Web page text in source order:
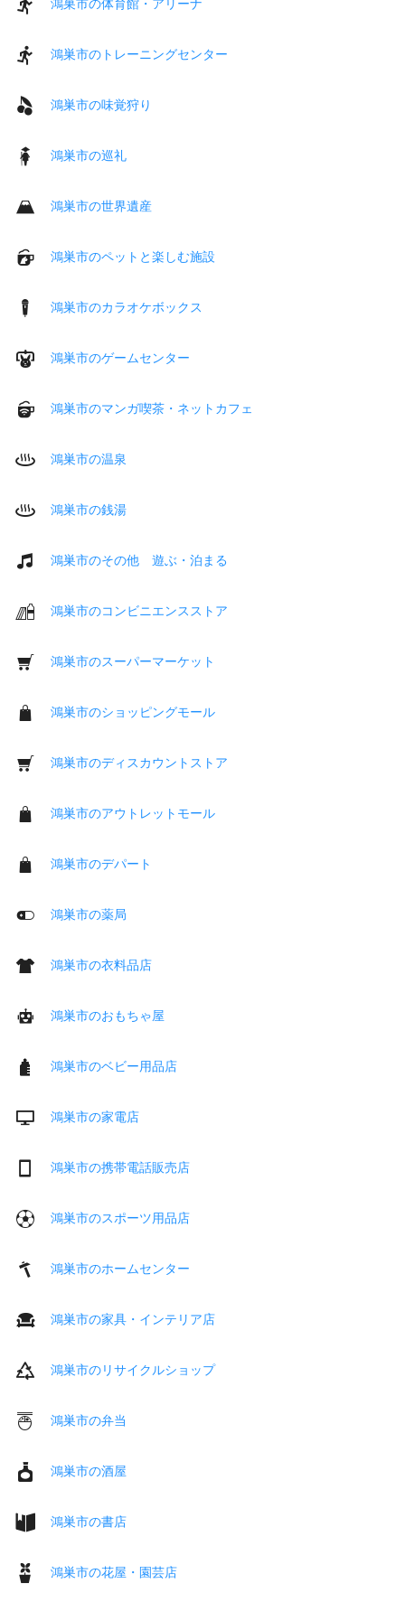
鴻巣市の体育館・アリーナ
鴻巣市のトレーニングセンター
鴻巣市の味覚狩り
鴻巣市の巡礼
鴻巣市の世界遺産
鴻巣市のペットと楽しむ施設
鴻巣市のカラオケボックス
鴻巣市のゲームセンター
鴻巣市のマンガ喫茶・ネットカフェ
鴻巣市の温泉
鴻巣市の銭湯
鴻巣市のその他 遊ぶ・泊まる
鴻巣市のコンビニエンスストア
鴻巣市のスーパーマーケット
鴻巣市のショッピングモール
鴻巣市のディスカウントストア
鴻巣市のアウトレットモール
鴻巣市のデパート
鴻巣市の薬局
鴻巣市の衣料品店
鴻巣市のおもちゃ屋
鴻巣市のベビー用品店
鴻巣市の家電店
鴻巣市の携帯電話販売店
鴻巣市のスポーツ用品店
鴻巣市のホームセンター
鴻巣市の家具・インテリア店
鴻巣市のリサイクルショップ
鴻巣市の弁当
鴻巣市の酒屋
鴻巣市の書店
鴻巣市の花屋・園芸店